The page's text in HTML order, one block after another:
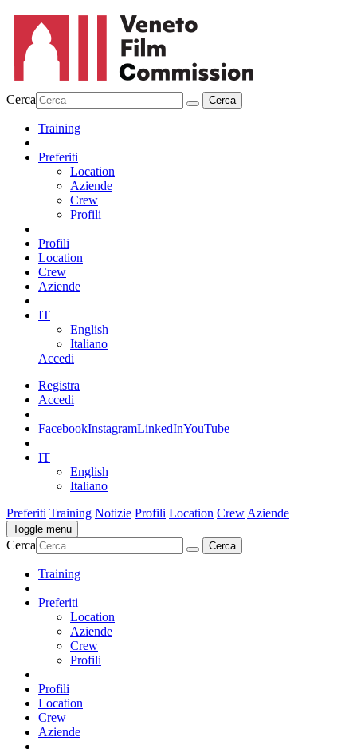
Cerca
Training
Preferiti
Location
Aziende
Crew
Profili
Profili
Location
Crew
Aziende
IT
English
Italiano
Accedi
Registra
Accedi
FacebookInstagramLinkedInYouTube
IT
English
Italiano
Preferiti Training Notizie Profili Location Crew Aziende
Toggle menu
Cerca
Training
Preferiti
Location
Aziende
Crew
Profili
Profili
Location
Crew
Aziende